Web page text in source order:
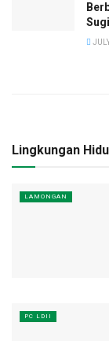
Lingkungan
LAMONGAN
PC LDII